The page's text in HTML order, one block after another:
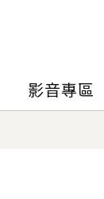
影音專區